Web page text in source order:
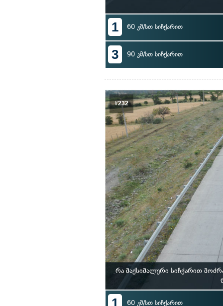
1 60 კმ/სთ სიჩქარით
3 90 კმ/სთ სიჩქარით
#232
რა მაქსიმალური სიჩქარით
1 60 კმ/სთ სიჩქარით